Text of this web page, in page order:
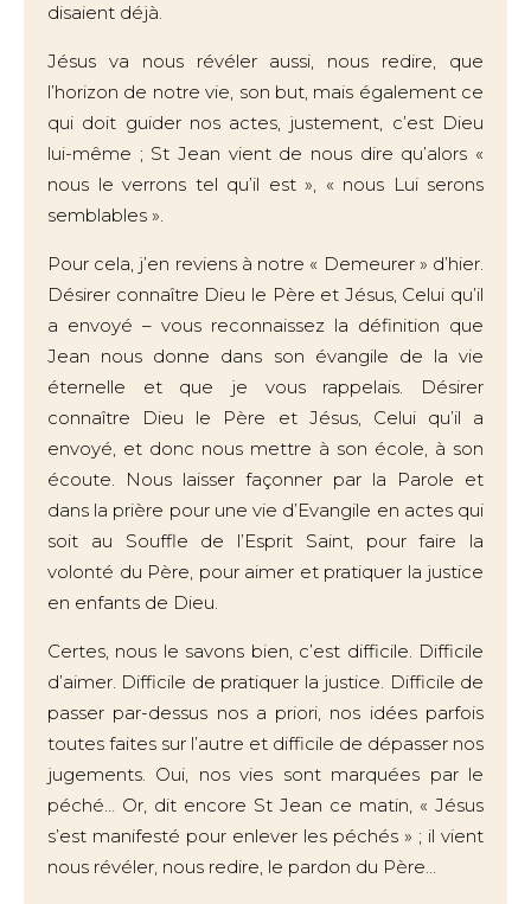
disaient déjà.
Jésus va nous révéler aussi, nous redire, que
l’horizon de notre vie, son but, mais également ce
qui doit guider nos actes, justement, c’est Dieu
lui-même ; St Jean vient de nous dire qu’alors «
nous le verrons tel qu’il est », « nous Lui serons
semblables ».
Pour cela, j’en reviens à notre « Demeurer » d’hier.
Désirer connaître Dieu le Père et Jésus, Celui qu’il
a envoyé – vous reconnaissez la définition que
Jean nous donne dans son évangile de la vie
éternelle et que je vous rappelais. Désirer
connaître Dieu le Père et Jésus, Celui qu’il a
envoyé, et donc nous mettre à son école, à son
écoute. Nous laisser façonner par la Parole et
dans la prière pour une vie d’Evangile en actes qui
soit au Souffle de l’Esprit Saint, pour faire la
volonté du Père, pour aimer et pratiquer la justice
en enfants de Dieu.
Certes, nous le savons bien, c’est difficile. Difficile
d’aimer. Difficile de pratiquer la justice. Difficile de
passer par-dessus nos a priori, nos idées parfois
toutes faites sur l’autre et difficile de dépasser nos
jugements. Oui, nos vies sont marquées par le
péché… Or, dit encore St Jean ce matin, « Jésus
s’est manifesté pour enlever les péchés » ; il vient
nous révéler, nous redire, le pardon du Père…